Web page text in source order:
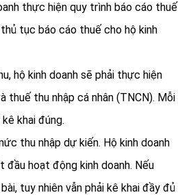
thực hiện quy trình báo cáo thuế
tục báo cáo thuế cho hộ kinh
hộ kinh doanh sẽ phải thực hiện
thuế thu nhập cá nhân (TNCN). Mỗi
khai đúng.
thu nhập dự kiến. Hộ kinh doanh
đầu hoạt động kinh doanh. Nếu
tuy nhiên vẫn phải kê khai đầy đủ